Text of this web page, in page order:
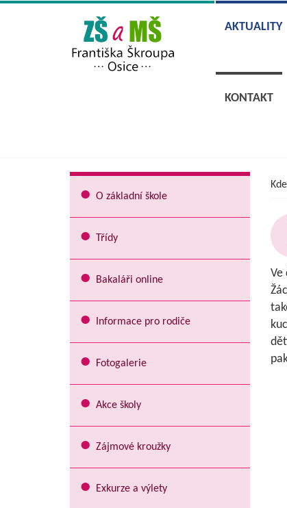
AKTUALITY
KONTAKT
Ve
O základní škole
Třídy
Bakaláři online
Informace pro rodiče
Fotogalerie
Akce školy
Zájmové kroužky
Exkurze a výlety